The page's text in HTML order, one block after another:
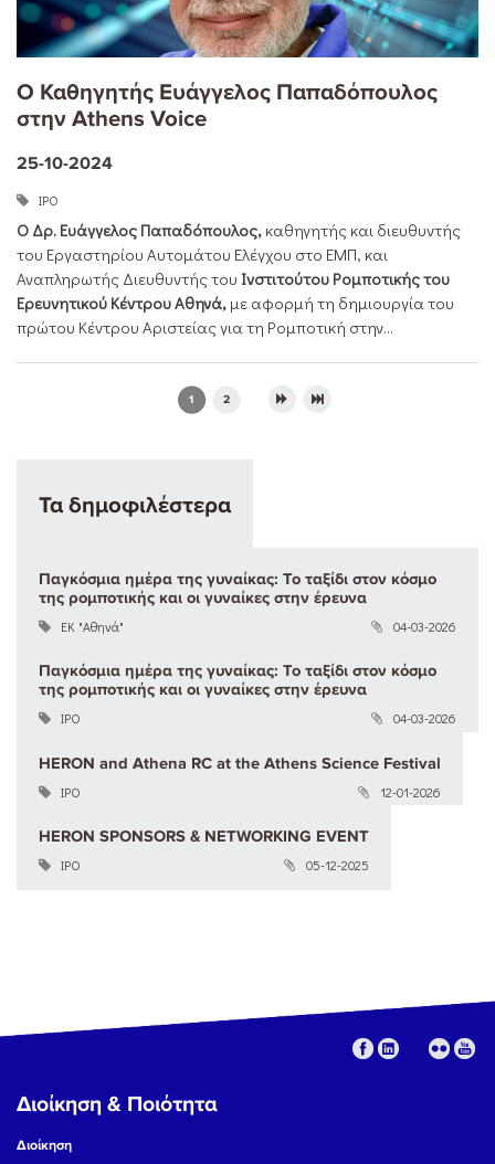
Ο Καθηγητής Ευάγγελος Παπαδόπουλος
στην Athens Voice
25-10-2024
ΙΡΟ
Ο Δρ. Ευάγγελος Παπαδόπουλος, καθηγητής και διευθυντής
του Εργαστηρίου Αυτομάτου Ελέγχου στο ΕΜΠ, και
Αναπληρωτής Διευθυντής του Ινστιτούτου Ρομποτικής του
Ερευνητικού Κέντρου Αθηνά, με αφορμή τη δημιουργία του
πρώτου Κέντρου Αριστείας για τη Ρομποτική στην...
1 2
Τα δημοφιλέστερα
Παγκόσμια ημέρα της γυναίκας: Το ταξίδι στον κόσμο
της ρομποτικής και οι γυναίκες στην έρευνα
ΕΚ "Αθηνά" 04-03-2026
Παγκόσμια ημέρα της γυναίκας: Το ταξίδι στον κόσμο
της ρομποτικής και οι γυναίκες στην έρευνα
ΙΡΟ 04-03-2026
HERON and Athena RC at the Athens Science Festival
ΙΡΟ 12-01-2026
HERON SPONSORS & NETWORKING EVENT
ΙΡΟ 05-12-2025
Διοίκηση & Ποιότητα
Διοίκηση